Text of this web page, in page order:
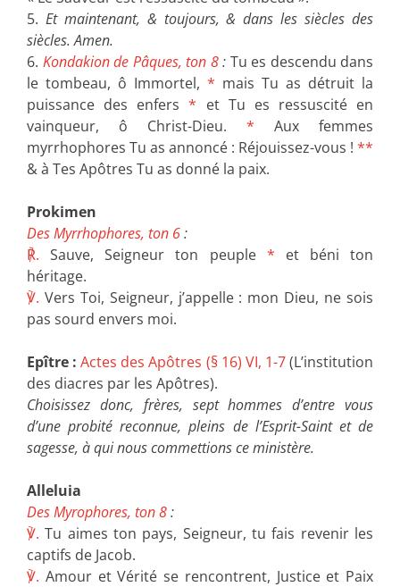
5. Et maintenant, & toujours, & dans les siècles des
siècles. Amen.
6. Kondakion de Pâques, ton 8: Tu es descendu dans
le tombeau, ô Immortel, * mais Tu as détruit la
puissance des enfers* et Tu es ressuscité en
vainqueur, ô Christ-Dieu. * Aux femmes
myrrhophores Tu as annoncé : Réjouissez-vous ! **
& à Tes Apôtres Tu as donné la paix.
Prokimen
Des Myrrhophores, ton 6:
℟. Sauve, Seigneur ton peuple * et béni ton
héritage.
℣. Vers Toi, Seigneur, j’appelle : mon Dieu, ne sois
pas sourd envers moi.
Epître : Actes des Apôtres (§ 16) VI, 1-7(L’institution
des diacres par les Apôtres).
Choisissez donc, frères, sept hommes d’entre vous
d’une probité reconnue, pleins de l’Esprit-Saint et de
sagesse, à qui nous commettions ce ministère.
Alleluia
Des Myrophores, ton 8:
℣. Tu aimes ton pays, Seigneur, tu fais revenir les
captifs de Jacob.
℣. Amour et Vérité se rencontrent, Justice et Paix